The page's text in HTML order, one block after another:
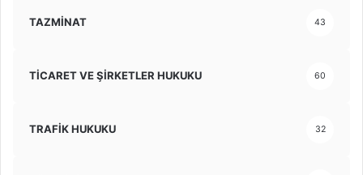
TAZMİNAT 43
TİCARET VE ŞİRKETLER HUKUKU 60
TRAFİK HUKUKU 32